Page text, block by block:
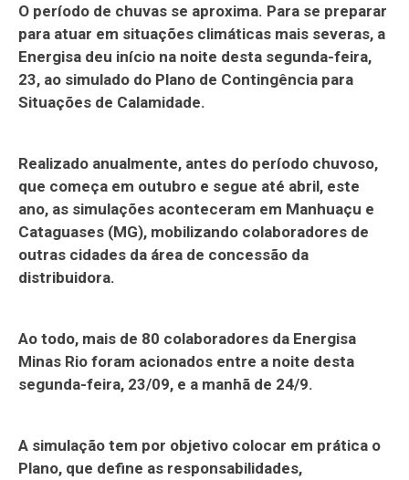
O período de chuvas se aproxima. Para se preparar
para atuar em situações climáticas mais severas, a
Energisa deu início na noite desta segunda-feira,
23, ao simulado do Plano de Contingência para
Situações de Calamidade.
Realizado anualmente, antes do período chuvoso,
que começa em outubro e segue até abril, este
ano, as simulações aconteceram em Manhuaçu e
Cataguases (MG), mobilizando colaboradores de
outras cidades da área de concessão da
distribuidora.
Ao todo, mais de 80 colaboradores da Energisa
Minas Rio foram acionados entre a noite desta
segunda-feira, 23/09, e a manhã de 24/9.
A simulação tem por objetivo colocar em prática o
Plano, que define as responsabilidades,